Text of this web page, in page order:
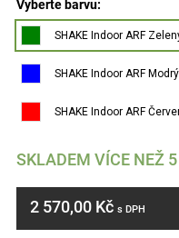
Vyberte barvu:
SHAKE Indoor ARF
SHAKE Indoor ARF
SHAKE Indoor ARF
SKLADEM VÍCE NEŽ
2 570,00 Kč s DPH